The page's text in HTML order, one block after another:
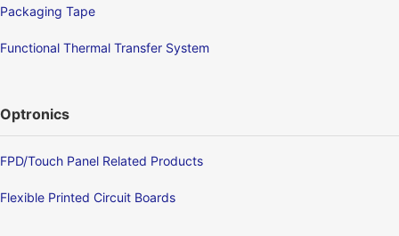
Packaging Tape
Functional Thermal Transfer System
Optronics
FPD/Touch Panel Related Products
Flexible Printed Circuit Boards